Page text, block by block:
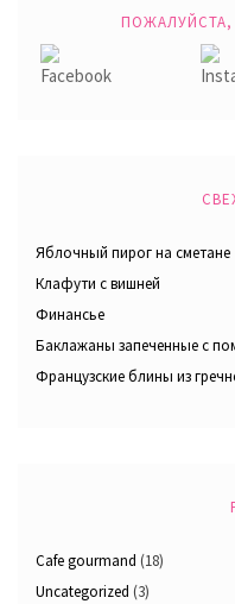
ПОЖАЛУЙСТА,
Яблочный пирог на сметане
Клафути с вишней
Финансье
Баклажаны запеченные с
Французские блины из
Cafe gourmand (18)
Uncategorized (3)